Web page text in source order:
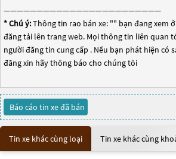
————————————————————————
* Chú ý:Thông tin rao bán xe: "" bạn đang xem
đăng tải lên trang web. Mọi thông tin liên quan
người đăng tin cung cấp . Nếu bạn phát hiện có
đăng xin hãy thông báo cho chúng tôi
Báo cáo tin xe đã bán
Tin xe khác cùng loại Tin xe khác cùng